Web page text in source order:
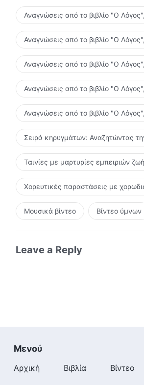
Αναγνώσεις από το βιβλίο "Ο
Αναγνώσεις από το βιβλίο "Ο
Αναγνώσεις από το βιβλίο "Ο
Αναγνώσεις από το βιβλίο "Ο
Αναγνώσεις από το βιβλίο "Ο
Σειρά κηρυγμάτων: Αναζητώντας
Ταινίες με μαρτυρίες εμπειριών
Χορευτικές παραστάσεις με
Μουσικά βίντεο Βίντεο ύμνων
Leave a Reply
Μενού
Αρχική Βιβλία Βίντεο